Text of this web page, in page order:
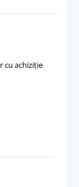
cu achiziție